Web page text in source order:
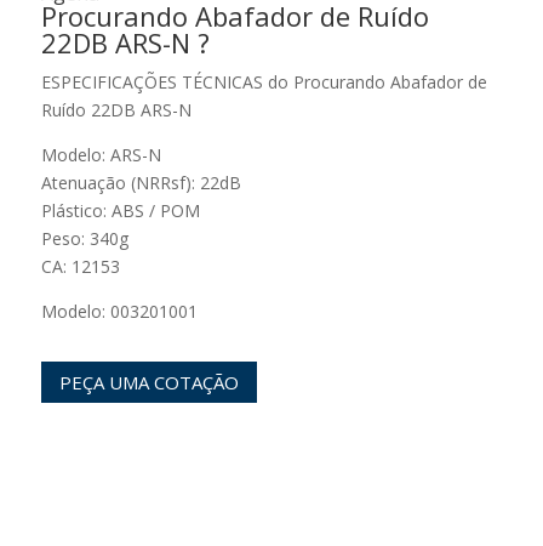
Procurando Abafador de Ruído
22DB ARS-N ?
ESPECIFICAÇÕES TÉCNICAS do Procurando Abafador de
Ruído 22DB ARS-N
Modelo: ARS-N
Atenuação (NRRsf): 22dB
Plástico: ABS / POM
Peso: 340g
CA: 12153
Modelo: 003201001
PEÇA UMA COTAÇÃO